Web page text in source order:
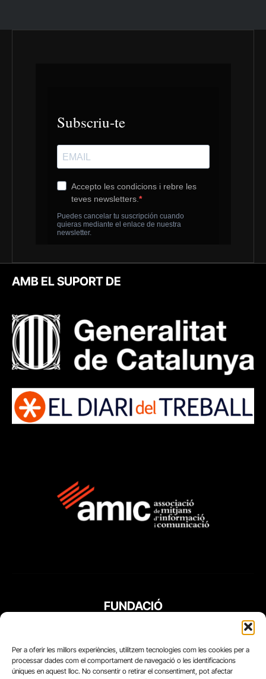
Per a oferir les millors experiències, utilitzem tecnologies com les cookies per a
processar dades com el comportament de navegació o les identificacions
úniques en aquest lloc. No consentir o retirar el consentiment, pot afectar
AMB EL SUPORT DE
FUNDACIÓ